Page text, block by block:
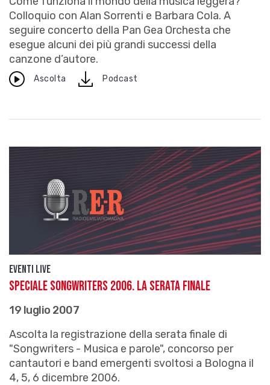
Colloquio con Alan Sorrenti e Barbara Cola. A
seguire concerto della Pan Gea Orchesta che
esegue alcuni dei più grandi successi della
canzone d’autore.
Ascolta downloadPodcast
Eventi live
SPECIALE SONGWRITERS 2006. La serata finale
19 luglio 2007
Ascolta la registrazione della serata finale di
"Songwriters - Musica e parole", concorso per
cantautori e band emergenti svoltosi a Bologna il
4, 5, 6 dicembre 2006.